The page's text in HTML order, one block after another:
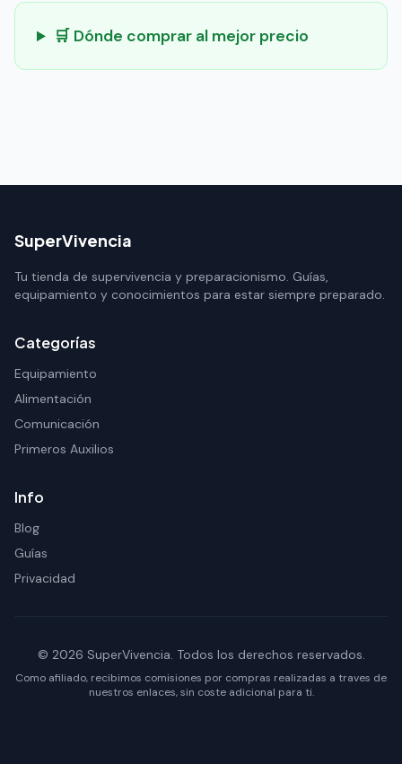
🛒 Dónde comprar al mejor precio
SuperVivencia
Tu tienda de supervivencia y preparacionismo. Guías,
equipamiento y conocimientos para estar siempre preparado.
Categorías
Equipamiento
Alimentación
Comunicación
Primeros Auxilios
Info
Blog
Guías
Privacidad
© 2026 SuperVivencia. Todos los derechos reservados.
Como afiliado, recibimos comisiones por compras realizadas a traves de
nuestros enlaces, sin coste adicional para ti.